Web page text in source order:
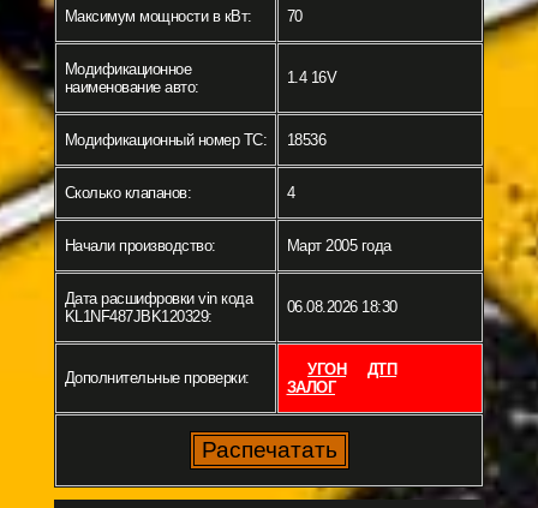
Максимум мощности в кВт: 70
Модификационное
наименование авто:
1.4 16V
Модификационный номер ТС: 18536
Сколько клапанов: 4
Начали производство: Март 2005 года
Дата расшифровки vin кода
KL1NF487JBK120329:
06.08.2026 18:30
Дополнительные проверки: УГОН
ДТП
ЗАЛОГ